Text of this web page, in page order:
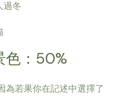
過冬
色：50%
為若果你在記述中選擇了